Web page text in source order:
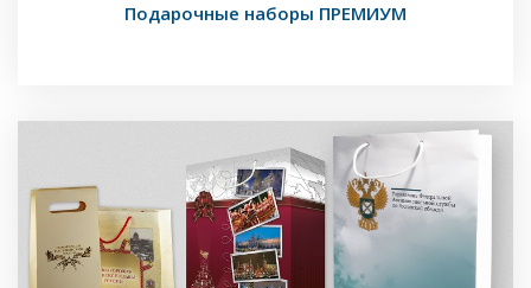
Подарочные наборы ПРЕМИУМ